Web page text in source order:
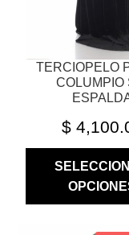
TERCIOPELO
COLUMPIO
$
DE
PRODUCTO